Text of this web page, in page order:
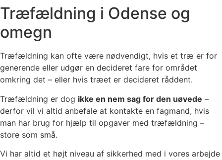
Træfældning i Odense og
omegn
Træfældning kan ofte være nødvendigt, hvis et træ er for
generende eller udgør en decideret fare for området
omkring det – eller hvis træet er decideret råddent.
Træfældning er dog ikke en nem sag for den uøvede –
derfor vil vi altid anbefale at kontakte en fagmand, hvis
man har brug for hjælp til opgaver med træfældning –
store som små.
Vi har altid et højt niveau af sikkerhed med i vores arbejde